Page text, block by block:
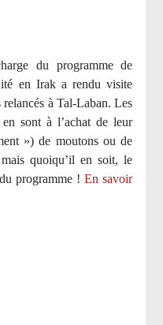
du programme de
en Irak a rendu visite
à Tal-Laban. Les
sont à l’achat de leur
») de moutons ou de
quoiqu’il en soit, le
programme !En savoir